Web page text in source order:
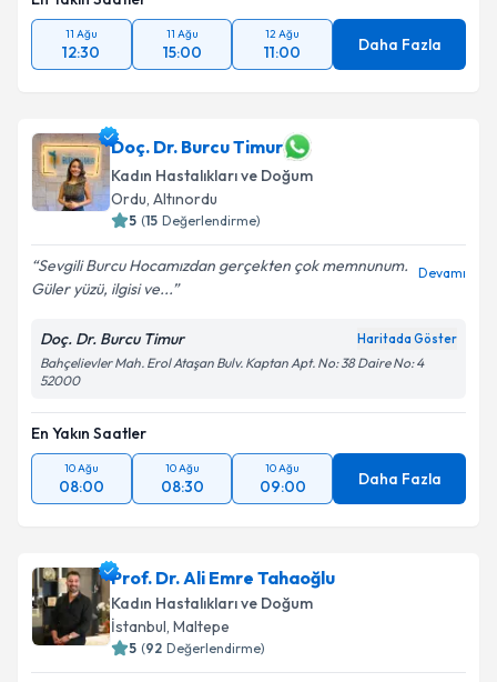
11 Ağu
12:30
11 Ağu
15:00
12 Ağu
11:00 Daha Fazla
Doç. Dr. Burcu Timur
Kadın Hastalıkları ve Doğum
Ordu, Altınordu
5 (15 Değerlendirme)
Sevgili Burcu Hocamızdan gerçekten çok memnunum.
Güler yüzü, ilgisi ve...
Devamı
Doç. Dr. Burcu Timur Haritada Göster
Bahçelievler Mah. Erol Ataşan Bulv. Kaptan Apt. No: 38 Daire No: 4
52000
En Yakın Saatler
10 Ağu
08:00
10 Ağu
08:30
10 Ağu
09:00 Daha Fazla
Prof. Dr. Ali Emre Tahaoğlu
Kadın Hastalıkları ve Doğum
İstanbul, Maltepe
5 (92 Değerlendirme)